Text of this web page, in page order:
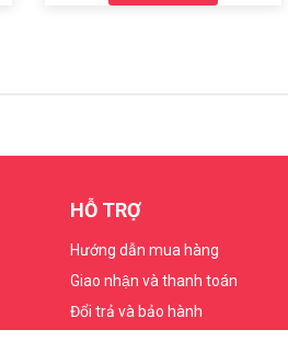
HỖ TRỢ
Hướng dẫn mua hàng
Giao nhận và thanh toán
Đổi trả và bảo hành